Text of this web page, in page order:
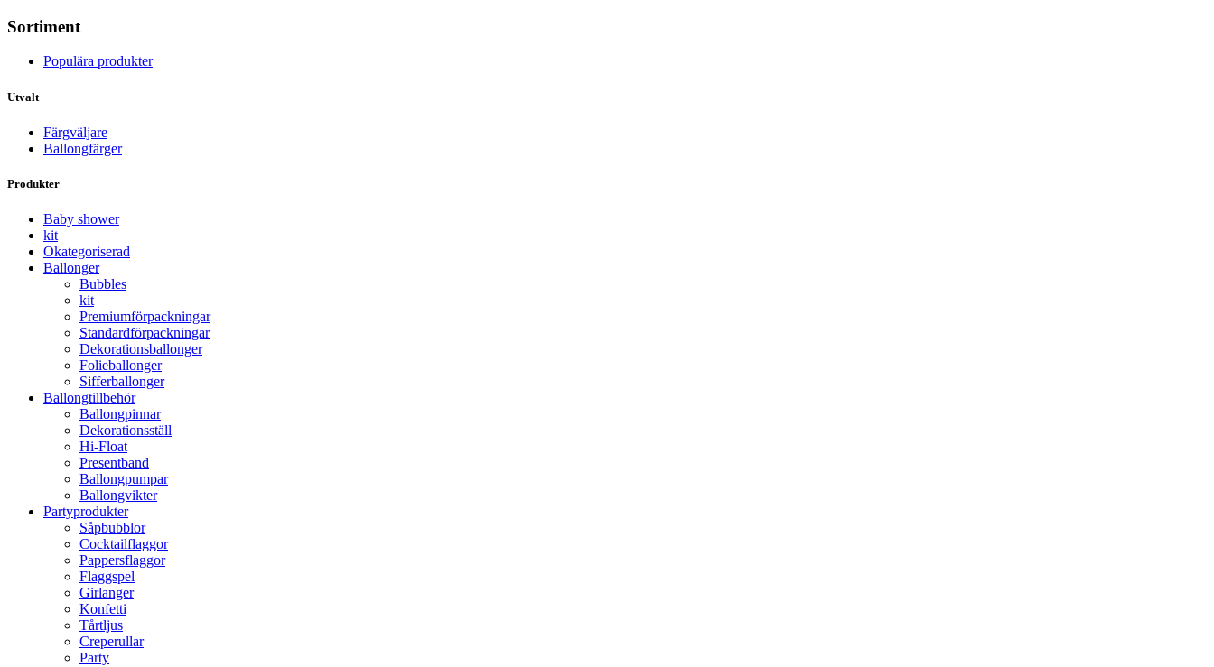
Sortiment
Populära produkter
Utvalt
Färgväljare
Ballongfärger
Produkter
Baby shower
kit
Okategoriserad
Ballonger
Bubbles
kit
Premium­förpackningar
Standard­­förpackningar
Dekorations­ballonger
Folie­­­ballonger
Siffer­­ballonger
Ballong­tillbehör
Ballongpinnar
Dekorationsställ
Hi-Float
Presentband
Ballongpumpar
Ballong­vikter
Party­­produkter
Såpbubblor
Cocktail­flaggor
Pappers­flaggor
Flaggspel
Girlanger
Konfetti
Tårtljus
Creperullar
Party